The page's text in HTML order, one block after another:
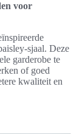
voor
sjaal. Deze
garderobe te
of goed
kwaliteit en